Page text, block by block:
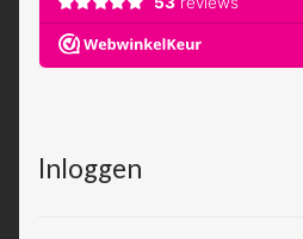
Inloggen